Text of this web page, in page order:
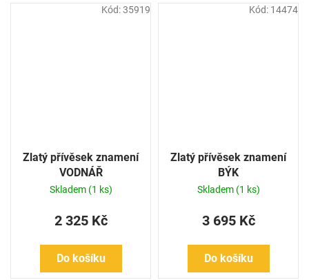
Zlatý přívěsek znamení
VODNÁŘ
Skladem (1 ks)
2 325 Kč
Do košíku
Kód:35919
Zlatý přívěsek znamení
BÝK
Skladem (1 ks)
3 695 Kč
Do košíku
Kód: 14474